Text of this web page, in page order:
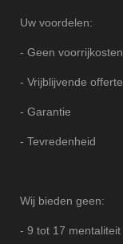
Uw voordelen:
- Geen voorrijkosten
- Vrijblijvende offerte
- Garantie
- Tevredenheid
Wij bieden geen:
- 9 tot 17 mentaliteit